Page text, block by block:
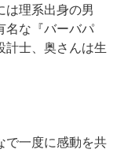
は理系出身の男
名な『バーバパ
計士、奥さんは生
で一度に感動を共